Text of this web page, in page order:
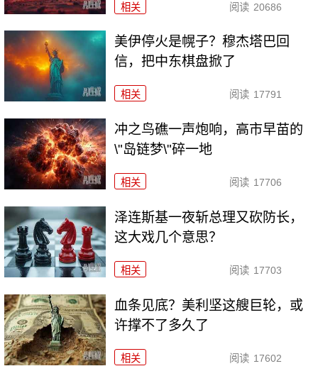
相关 阅读 20686
美伊停火是幌子？穆杰塔巴回
信，把中东棋盘掀了
相关 阅读 17791
冲之鸟礁一声炮响，高市早苗的
\"岛链梦\"碎一地
相关 阅读 17706
泽连斯基一夜斩总理又砍防长，
这大戏几个意思？
相关 阅读 17703
血条见底？美利坚这艘巨轮，或
许撑不了多久了
相关 阅读 17602